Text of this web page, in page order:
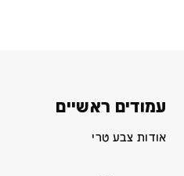
עמודים ראשיים
אודות צבע טרי